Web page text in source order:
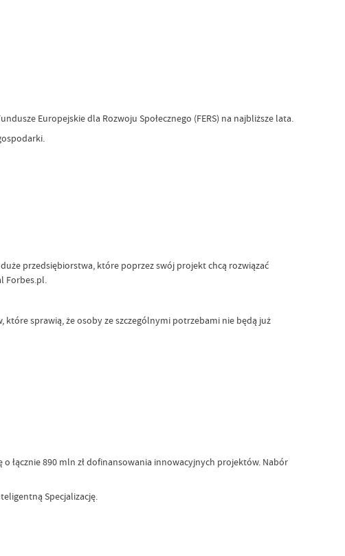
Europejskie dla Rozwoju Społecznego (FERS) na najbliższe lata.
duże przedsiębiorstwa, które poprzez swój projekt chcą rozwiązać
Forbes.pl.
sprawią, że osoby ze szczególnymi potrzebami nie będą już
łącznie 890 mln zł dofinansowania innowacyjnych projektów. Nabór
Specjalizację.